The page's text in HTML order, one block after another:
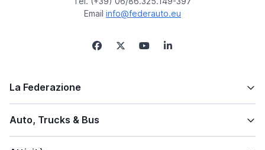
Email info@federauto.eu
La Federazione
Auto, Trucks & Bus